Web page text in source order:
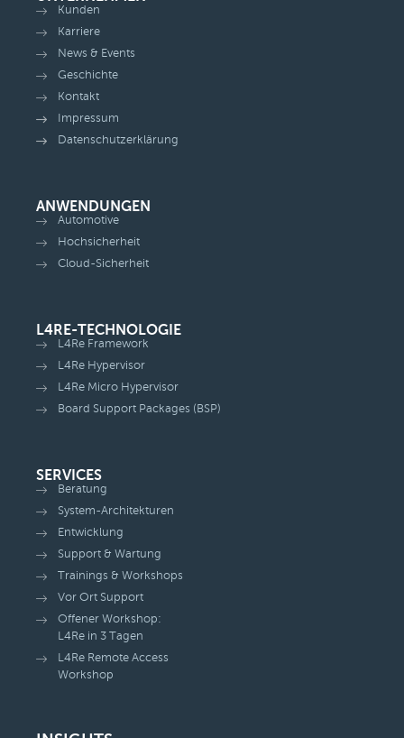
Kunden
Karriere
News & Events
Geschichte
Kontakt
Impressum
Datenschutzerklärung
ANWENDUNGEN
Automotive
Hochsicherheit
Cloud-Sicherheit
L4RE-TECHNOLOGIE
L4Re Framework
L4Re Hypervisor
L4Re Micro Hypervisor
Board Support Packages (BSP)
SERVICES
Beratung
System-Architekturen
Entwicklung
Support & Wartung
Trainings & Workshops
Vor Ort Support
Offener Workshop:
L4Re in 3 Tagen
L4Re Remote Access
Workshop